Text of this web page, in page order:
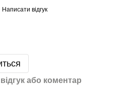
Написати відгук
або коментар